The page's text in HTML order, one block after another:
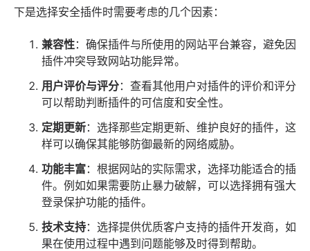
下是选择安全插件时需要考虑的几个因素：
兼容性：确保插件与所使用的网站平台兼容，避免因
插件冲突导致网站功能异常。
用户评价与评分：查看其他用户对插件的评价和评分
可以帮助判断插件的可信度和安全性。
定期更新：选择那些定期更新、维护良好的插件，这
样可以确保其能够防御最新的网络威胁。
功能丰富：根据网站的实际需求，选择功能适合的插
件。例如如果需要防止暴力破解，可以选择拥有强大
登录保护功能的插件。
技术支持：选择提供优质客户支持的插件开发商，如
果在使用过程中遇到问题能够及时得到帮助。